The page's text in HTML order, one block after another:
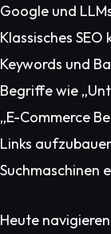
Google und
Klassisches
Keywords und
Begriffe wie
„E-Commerce
Links
Suchmaschinen
Heute